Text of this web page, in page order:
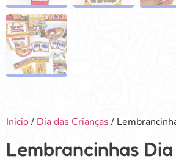
Início/ Dia das Crianças/
Lembrancinhas